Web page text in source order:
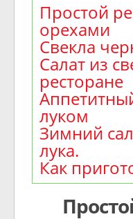
Простой
орехами
Свекла
Салат из
ресторане
луком
Зимний
лука.
Как